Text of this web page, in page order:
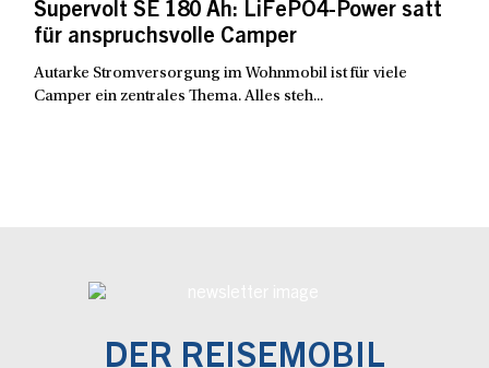
Supervolt SE 180 Ah: LiFePO4-Power satt
für anspruchsvolle Camper
Autarke Stromversorgung im Wohnmobil ist für viele
Camper ein zentrales Thema. Alles steh...
DER REISEMOBIL